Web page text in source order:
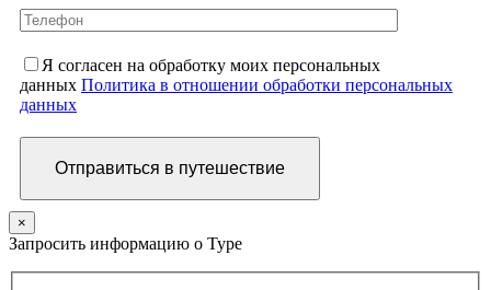
Я согласен на обработку моих персональных
данных Политика в отношении обработки персональных
данных
×
Запросить информацию о Туре